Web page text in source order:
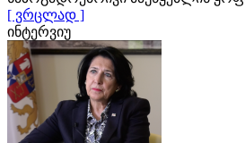
[ ვრცლად ]
ინტერვიუ